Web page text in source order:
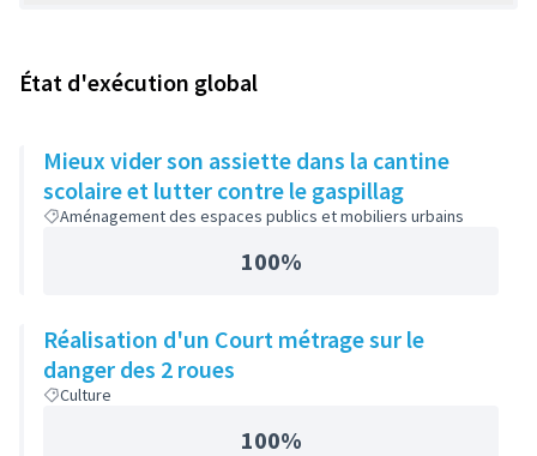
État d'exécution global
Mieux vider son assiette dans la cantine
scolaire et lutter contre le gaspillag
Aménagement des espaces publics et mobiliers urbains
100%
Réalisation d'un Court métrage sur le
danger des 2 roues
Culture
100%